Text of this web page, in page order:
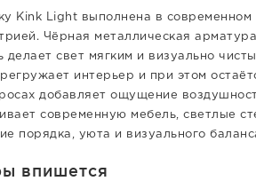
Kink Light выполнена в современном
Чёрная металлическая
делает свет мягким и визуально
интерьер и при этом
добавляет ощущение
современную мебель, светлые
порядка, уюта и визуального
впишется